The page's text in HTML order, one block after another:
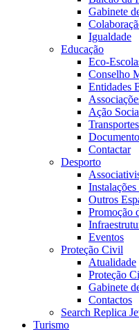
Gabinete
Igualdade
Educação
Eco-
Conselho
Entidades
Ação
Contactar
Desporto
Outros
Promoção
Eventos
Proteção Civil
Atualidade
Proteção
Gabinete
Contactos
Search Replica
Turismo